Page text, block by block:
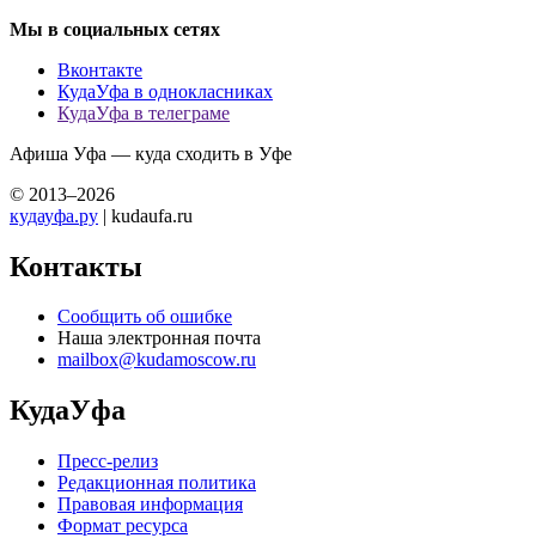
Мы в социальных сетях
Вконтакте
КудаУфа в однокласниках
КудаУфа в телеграме
Афиша Уфа — куда сходить в Уфе
© 2013–2026
кудауфа.ру | kudaufa.ru
Контакты
Сообщить об ошибке
Наша электронная почта
mailbox@kudamoscow.ru
КудаУфа
Пресс-релиз
Редакционная политика
Правовая информация
Формат ресурса